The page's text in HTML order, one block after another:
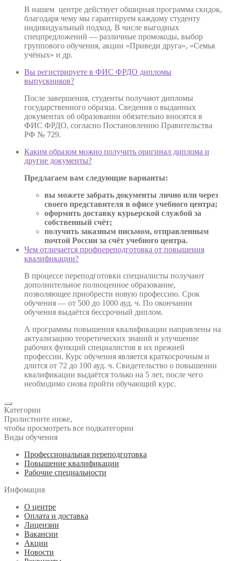
В нашем центре действует обширная программа скидок,
благодаря чему мы гарантируем каждому студенту
индивидуальный подход. В числе выгодных
спецпредложений — различные промокоды, выбор
группового обучения, акции «Приведи друга», «Семья
учёных» и др.
Вы регистрируете в ФИС ФРДО дипломы
выпускников?
После завершения, студенты получают дипломы
государственного образца. Сведения о выданных
документах об образовании обязательно вносятся в
ФИС ФРДО, согласно Постановлению Правительства
РФ № 729.
Каким образом можно получить оригинал диплома и
другие документы?
Предлагаем вам следующие варианты:
вы можете забрать документы лично или через
своего представителя в офисе учебного центра;
оформить доставку курьерской службой за
собственный счёт;
получить заказным письмом, отправленным
почтой России за счёт учебного центра.
Чем отличается профпереподготовка от повышения
квалификации?
В процессе переподготовки специалисты получают
дополнительное полноценное образование,
позволяющее приобрести новую профессию. Срок
обучения — от 500 до 1000 ауд. ч. По окончании
обучения выдаётся бессрочный диплом.
А программы повышения квалификации направлены на
актуализацию теоретических знаний и улучшение
рабочих функций специалистов в их прежней
профессии. Курс обучения является краткосрочным и
длится от 72 до 100 ауд. ч. Свидетельство о повышении
квалификации выдаётся только на 5 лет, после чего
необходимо снова пройти обучающий курс.
Категории
Пролистните ниже,
чтобы просмотреть все подкатегории
Виды обучения
Профессиональная переподготовка
Повышение квалификации
Рабочие специальности
Инфомация
О центре
Оплата и доставка
Лицензии
Вакансии
Акции
Новости